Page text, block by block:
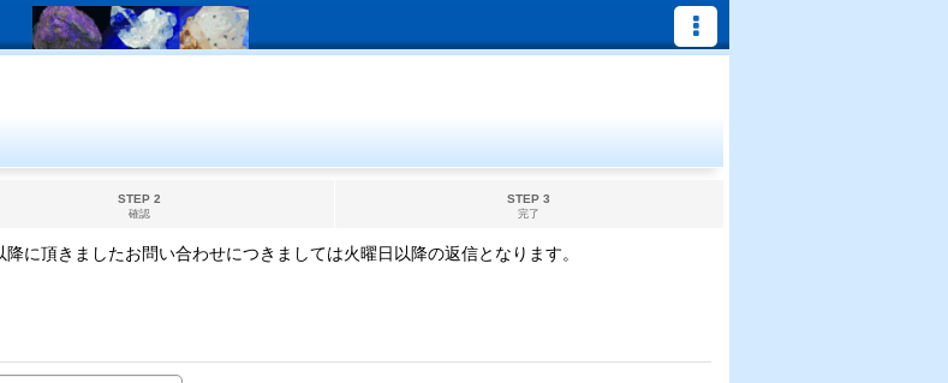
STEP 2
確認
STEP 3
完了
に頂きましたお問い合わせにつきましては火曜日以降の返信となります。